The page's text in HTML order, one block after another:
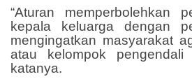
“Aturan memperbolehkan
kepala keluarga dengan
mengingatkan masyarakat
atau kelompok pengendali
katanya.